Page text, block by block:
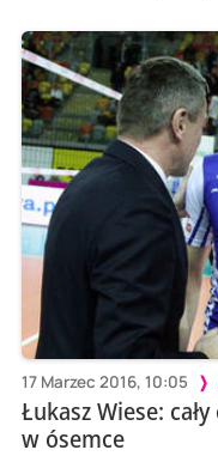
17 Marzec 2016, 10:05
Łukasz Wiese:
w ósemce